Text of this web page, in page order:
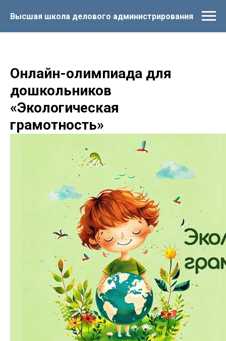
Высшая школа делового администрирования
Онлайн-олимпиада для
дошкольников
«Экологическая
грамотность»